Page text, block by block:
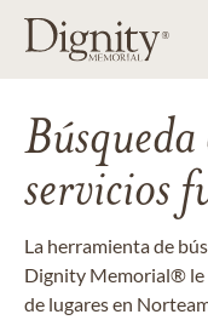
servicios
La herramienta de
Dignity Memorial® le
de lugares en